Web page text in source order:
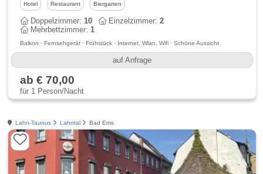
Hotel Restaurant Biergarten
Doppelzimmer:10 Einzelzimmer:2
Mehrbettzimmer:1
Balkon · Fernsehgerät · Frühstück · Internet, Wlan, Wifi · Schöne Aussicht
auf Anfrage
ab € 70,00
für 1 Person/Nacht
Lahn-Taunus Lahntal Bad Ems